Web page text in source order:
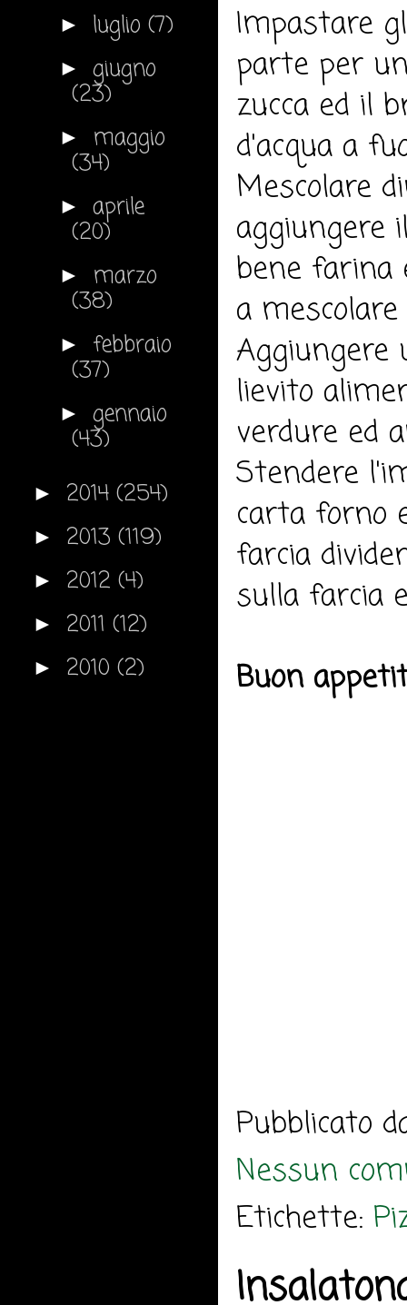
Impastare
parte per
zucca ed il
d'acqua a
Mescolare
aggiungere
bene farina
a
Aggiungere
lievito
verdure ed
Stendere
carta forno
farcia
sulla farcia
Buon
Pubblicato
Nessun
Etichette:
► luglio (7)
► giugno
(23)
► maggio
(34)
► aprile
(20)
► marzo
(38)
► febbraio
(37)
► gennaio
(43)
► 2014 (254)
► 2013 (119)
► 2012 (4)
► 2011 (12)
► 2010 (2)